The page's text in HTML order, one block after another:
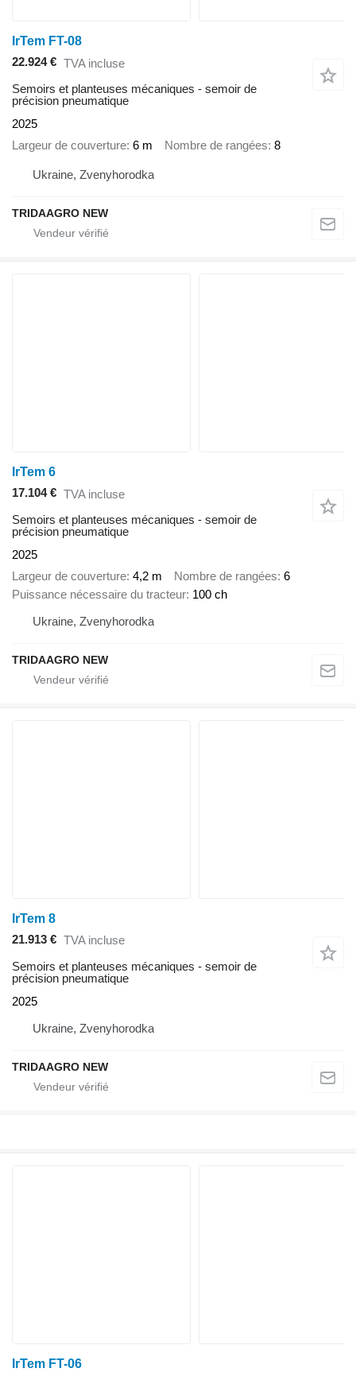
IrTem FT-08
22.924 € TVA incluse
Semoirs et planteuses mécaniques - semoir de
précision pneumatique
2025
Largeur de couverture 6 m Nombre de rangées 8
Ukraine, Zvenyhorodka
TRIDAAGRO NEW
IrTem 6
17.104 € TVA incluse
Semoirs et planteuses mécaniques - semoir de
précision pneumatique
2025
Largeur de couverture 4,2 m Nombre de rangées 6
Puissance nécessaire du tracteur 100 ch
Ukraine, Zvenyhorodka
TRIDAAGRO NEW
IrTem 8
21.913 € TVA incluse
Semoirs et planteuses mécaniques - semoir de
précision pneumatique
2025
Ukraine, Zvenyhorodka
TRIDAAGRO NEW
IrTem FT-06